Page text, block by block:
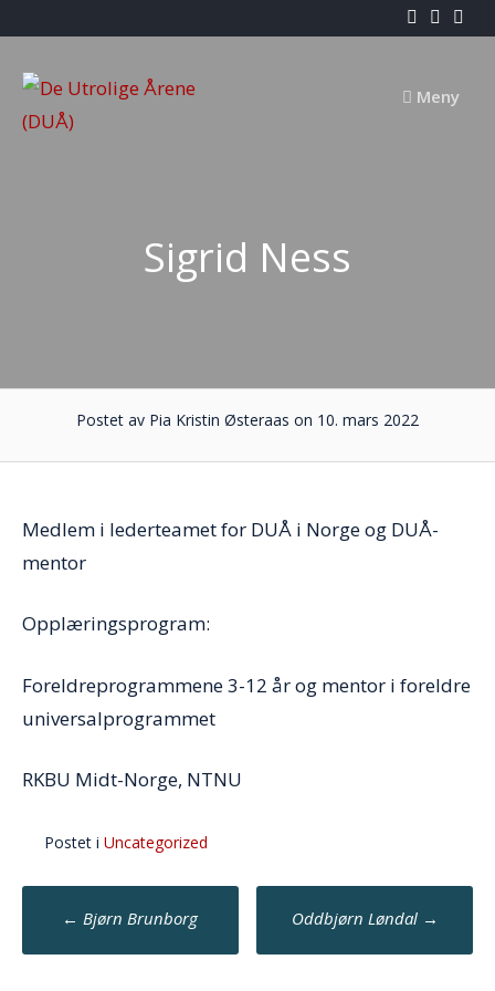
content
Meny
Sigrid Ness
Postet av Pia Kristin Østeraas on 10. mars 2022
Medlem i lederteamet for DUÅ i Norge og DUÅ-
mentor
Opplæringsprogram:
Foreldreprogrammene 3-12 år og mentor i foreldre
universalprogrammet
RKBU Midt-Norge, NTNU
Postet i Uncategorized
navigation
← Bjørn Brunborg Oddbjørn Løndal →